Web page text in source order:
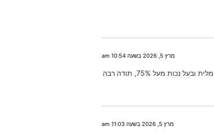
מרץ 5, 2026 בשעה 10:54 am
מרץ 5, 2026 בשעה 11:03 am